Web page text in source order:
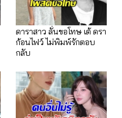
ดาราสาว ลั่นขอโทษ เต้ ดรา
ก้อนไฟว์ ไม่พิมพ์รักตอบ
กลับ